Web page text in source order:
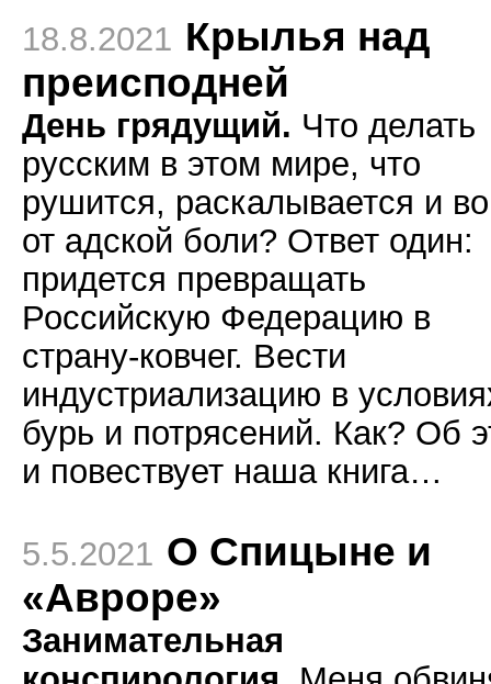
18.8.2021 Крылья над
преисподней
День грядущий. Что делать
русским в этом мире, что
рушится, раскалывается и
от адской боли? Ответ один:
придется превращать
Российскую Федерацию в
страну-ковчег. Вести
индустриализацию в
бурь и потрясений. Как? Об
и повествует наша книга…
5.5.2021 О Спицыне и
«Авроре»
Занимательная